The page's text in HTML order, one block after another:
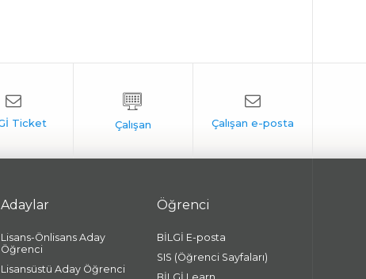
Adaylar
Lisans-Önlisans Aday
Öğrenci
Lisansüstü Aday Öğrenci
Öğrenci
BİLGİ E-posta
SIS (Öğrenci Sayfaları)